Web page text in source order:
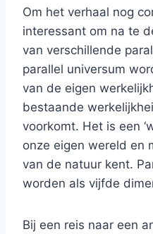
Om het verhaal nog
interessant om na te
van verschillende
parallel universum
van de eigen
bestaande
voorkomt. Het is een
onze eigen wereld en
van de natuur kent.
worden als vijfde
Bij een reis naar een